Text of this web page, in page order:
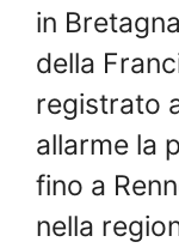
in
della
registrato
allarme la
fino a
nella